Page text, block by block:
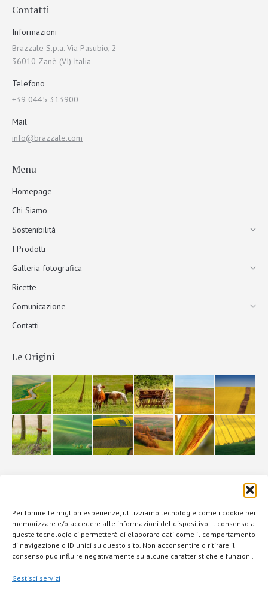
Per fornire le migliori esperienze, utilizziamo tecnologie come i cookie per
memorizzare e/o accedere alle informazioni del dispositivo. Il consenso a
queste tecnologie ci permetterà di elaborare dati come il comportamento
di navigazione o ID unici su questo sito. Non acconsentire o ritirare il
consenso può influire negativamente su alcune caratteristiche e funzioni.
Gestisci servizi
Contatti
Informazioni
Brazzale S.p.a. Via Pasubio, 2
36010 Zanè (VI) Italia
Telefono
+39 0445 313900
Mail
info@brazzale.com
Menu
Homepage
Chi Siamo
Sostenibilità
I Prodotti
Galleria fotografica
Ricette
Comunicazione
Contatti
Le Origini